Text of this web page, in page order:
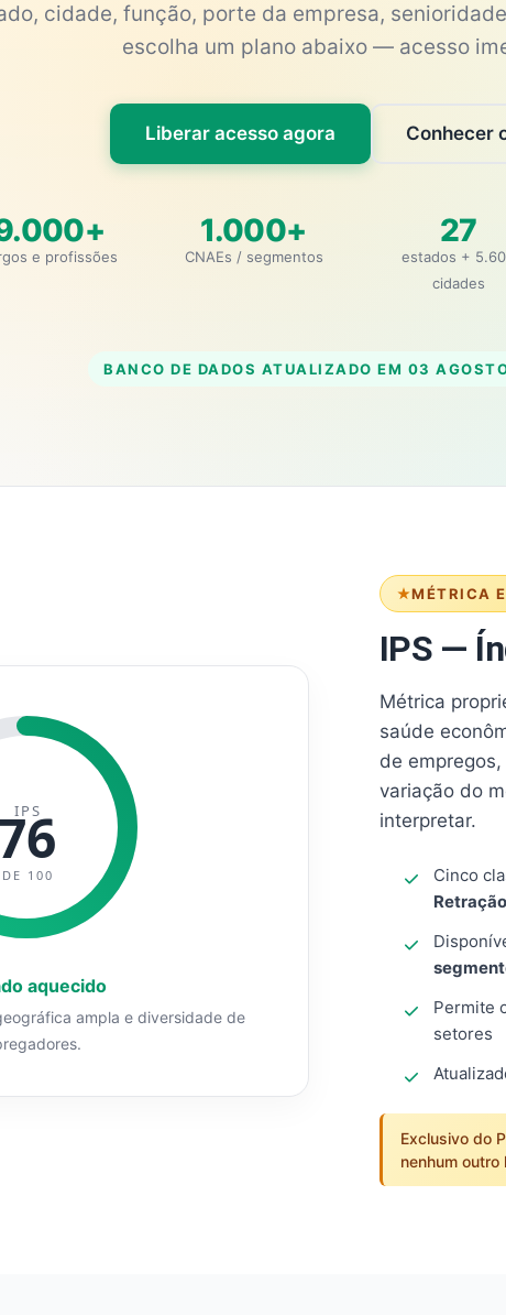
cidade, função, porte da empresa,
escolha um plano abaixo — acesso
Liberar acesso agora Conhecer
e profissões
1.000+
CNAEs / segmentos
27
estados +
cidades
BANCO DE DADOS ATUALIZADO EM 03
MÉTRICA
IPS —
Métrica
saúde
de
variação do
interpretar.
Cinco
Retração
Permite
setores
Exclusivo do
nenhum outro
IPS
DE 100
aquecido
ampla e diversidade de